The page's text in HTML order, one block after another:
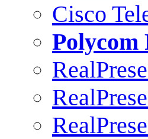
Cisco
Polycom